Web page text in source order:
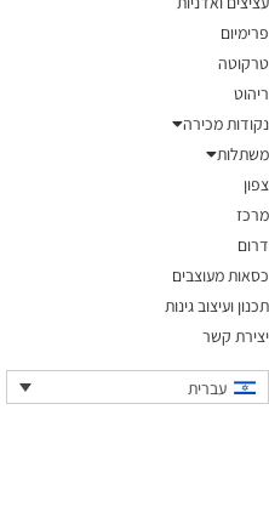
פרימיום
טרקוטה
ריהוט
נקודות מכירה
משתלות
צפון
מרכז
דרום
כסאות מעוצבים
תכנון ועיצוב גינות
יצירת קשר
עברית